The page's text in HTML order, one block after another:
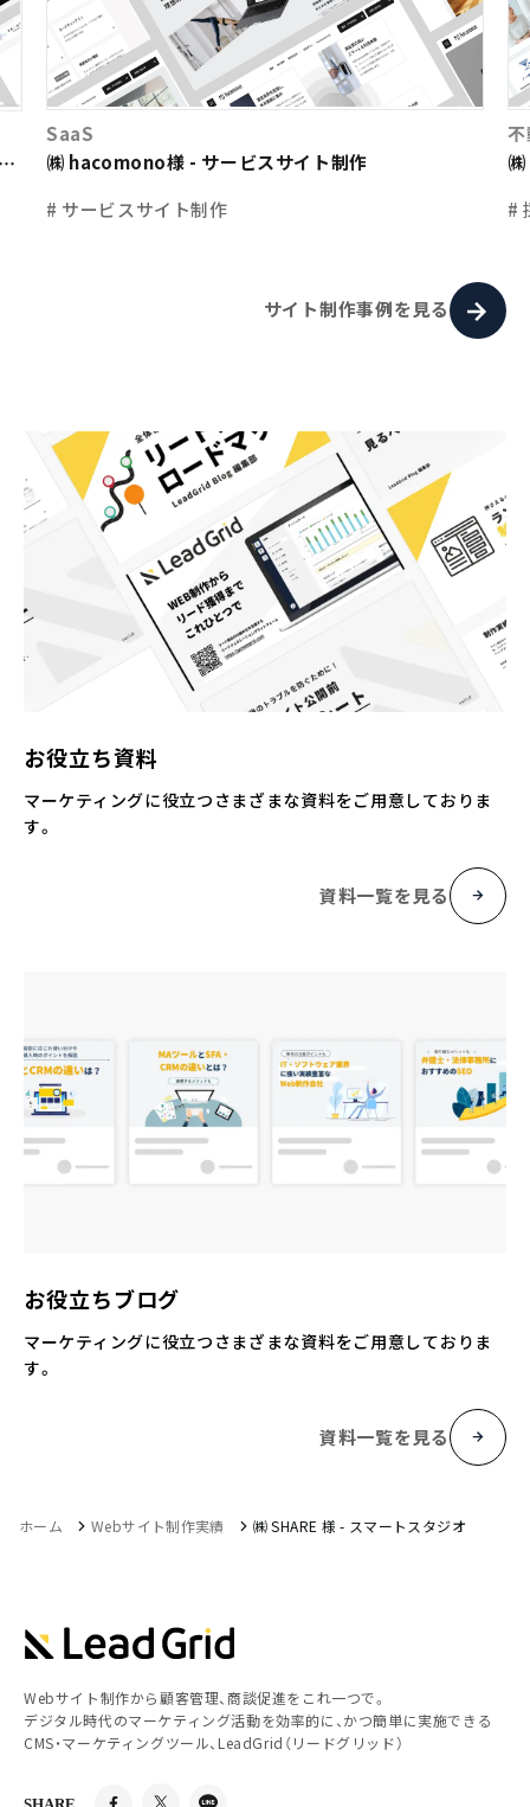
SaaS
㈱ hacomono様 - サービスサイト制作
# サービスサイト制作
#
サイト制作事例を見る
お役立ち資料
マーケティングに役立つさまざまな資料をご用意しておりま
す。
資料一覧を見る
お役立ちブログ
マーケティングに役立つさまざまな資料をご用意しておりま
す。
資料一覧を見る
ホーム Webサイト制作実績 ㈱ SHARE 様 - スマートスタジオ
Webサイト制作から顧客管理、商談促進をこれ一つで。
デジタル時代のマーケティング活動を効率的に、かつ簡単に実施できる
CMS・マーケティングツール、LeadGrid（リードグリッド）